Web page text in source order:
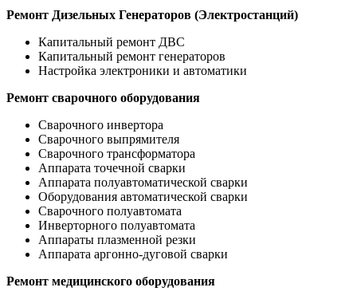
Ремонт Дизельных Генераторов (Электростанций)
Капитальный ремонт ДВС
Капитальный ремонт генераторов
Настройка электроники и автоматики
Ремонт сварочного оборудования
Сварочного инвертора
Сварочного выпрямителя
Сварочного трансформатора
Аппарата точечной сварки
Аппарата полуавтоматической сварки
Оборудования автоматической сварки
Сварочного полуавтомата
Инверторного полуавтомата
Аппараты плазменной резки
Аппарата аргонно-дуговой сварки
Ремонт медицинского оборудования